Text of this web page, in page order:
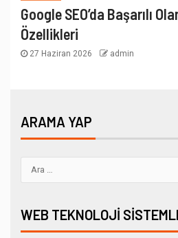
Google SEO’da Başarılı
Özellikleri
27 Haziran 2026 admin
ARAMA YAP
WEB TEKNOLOJI